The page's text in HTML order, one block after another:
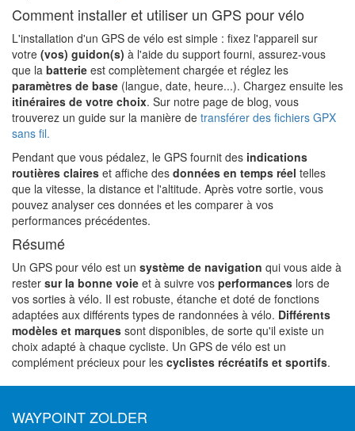
Comment installer et utiliser un GPS pour vélo
L'installation d'un GPS de vélo est simple : fixez l'appareil sur
votre (vos) guidon(s) à l'aide du support fourni, assurez-vous
que la batterie est complètement chargée et réglez les
paramètres de base (langue, date, heure...). Chargez ensuite les
itinéraires de votre choix. Sur notre page de blog, vous
trouverez un guide sur la manière de transférer des fichiers GPX
sans fil.
Pendant que vous pédalez, le GPS fournit des indications
routières claires et affiche des données en temps réel telles
que la vitesse, la distance et l'altitude. Après votre sortie, vous
pouvez analyser ces données et les comparer à vos
performances précédentes.
Résumé
Un GPS pour vélo est un système de navigation qui vous aide à
rester sur la bonne voie et à suivre vos performances lors de
vos sorties à vélo. Il est robuste, étanche et doté de fonctions
adaptées aux différents types de randonnées à vélo. Différents
modèles et marques sont disponibles, de sorte qu'il existe un
choix adapté à chaque cycliste. Un GPS de vélo est un
complément précieux pour les cyclistes récréatifs et sportifs.
WAYPOINT ZOLDER